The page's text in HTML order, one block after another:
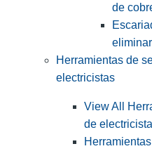
de
Herramientas de
electricistas
View All
de